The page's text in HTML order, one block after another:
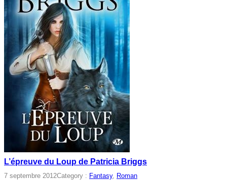
L’épreuve du Loup de Patricia Briggs
7 septembre 2012Category : Fantasy, Roman